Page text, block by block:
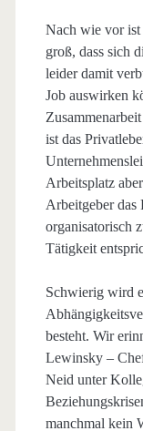
Nach wie vor ist
groß, dass sich
leider damit
Job auswirken
ist das
Arbeitsplatz
Arbeitgeber das
organisatorisch
Tätigkeit
Schwierig wird
besteht. Wir
Lewinsky –
Neid unter
manchmal kein